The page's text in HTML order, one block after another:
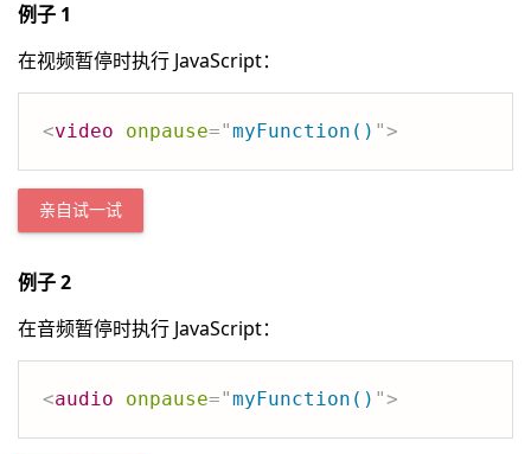
例子 1
在视频暂停时执行 JavaScript：
<video onpause="myFunction() ">
亲自试一试
例子 2
在音频暂停时执行 JavaScript：
<audio onpause="myFunction() ">